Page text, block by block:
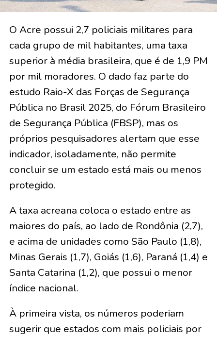
O Acre possui 2,7 policiais militares para
cada grupo de mil habitantes, uma taxa
superior à média brasileira, que é de 1,9 PM
por mil moradores. O dado faz parte do
estudo Raio-X das Forças de Segurança
Pública no Brasil 2025, do Fórum Brasileiro
de Segurança Pública (FBSP), mas os
próprios pesquisadores alertam que esse
indicador, isoladamente, não permite
concluir se um estado está mais ou menos
protegido.
A taxa acreana coloca o estado entre as
maiores do país, ao lado de Rondônia (2,7),
e acima de unidades como São Paulo (1,8),
Minas Gerais (1,7), Goiás (1,6), Paraná (1,4) e
Santa Catarina (1,2), que possui o menor
índice nacional.
À primeira vista, os números poderiam
sugerir que estados com mais policiais por